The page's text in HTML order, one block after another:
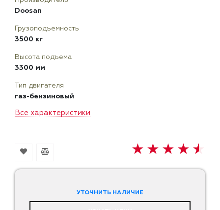
УТОЧНИТЬ НАЛИЧИЕ
Все характеристики
Doosan
Грузоподъемность
3500 кг
Высота подъема
3300 мм
Тип двигателя
газ-бензиновый